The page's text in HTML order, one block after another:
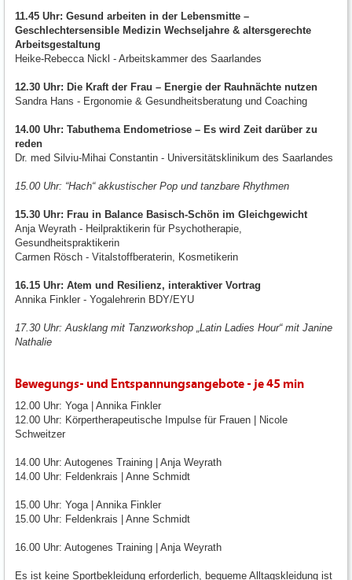
11.45 Uhr: Gesund arbeiten in der Lebensmitte –
Geschlechtersensible Medizin Wechseljahre & altersgerechte
Arbeitsgestaltung
Heike-Rebecca Nickl - Arbeitskammer des Saarlandes
12.30 Uhr: Die Kraft der Frau – Energie der Rauhnächte nutzen
Sandra Hans - Ergonomie & Gesundheitsberatung und Coaching
14.00 Uhr: Tabuthema Endometriose – Es wird Zeit darüber zu
reden
Dr. med Silviu-Mihai Constantin - Universitätsklinikum des Saarlandes
15.00 Uhr: “Hach“ akkustischer Pop und tanzbare Rhythmen
15.30 Uhr: Frau in Balance Basisch-Schön im Gleichgewicht
Anja Weyrath - Heilpraktikerin für Psychotherapie,
Gesundheitspraktikerin
Carmen Rösch - Vitalstoffberaterin, Kosmetikerin
16.15 Uhr: Atem und Resilienz, interaktiver Vortrag
Annika Finkler - Yogalehrerin BDY/EYU
17.30 Uhr: Ausklang mit Tanzworkshop „Latin Ladies Hour“ mit Janine
Nathalie
Bewegungs- und Entspannungsangebote - je 45 min
12.00 Uhr: Yoga | Annika Finkler
12.00 Uhr: Körpertherapeutische Impulse für Frauen | Nicole
Schweitzer
14.00 Uhr: Autogenes Training | Anja Weyrath
14.00 Uhr: Feldenkrais | Anne Schmidt
15.00 Uhr: Yoga | Annika Finkler
15.00 Uhr: Feldenkrais | Anne Schmidt
16.00 Uhr: Autogenes Training | Anja Weyrath
Es ist keine Sportbekleidung erforderlich, bequeme Alltagskleidung ist